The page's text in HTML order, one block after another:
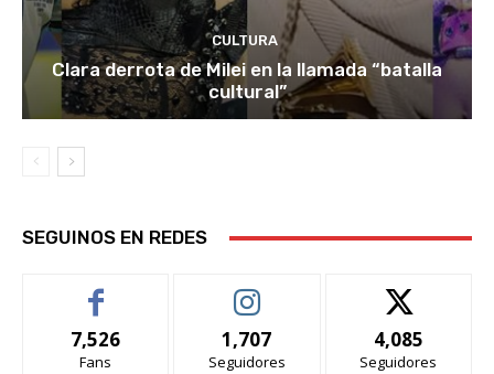
CULTURA
Clara derrota de Milei en la llamada “batalla
cultural”
SEGUINOS EN REDES
7,526
Fans
1,707
Seguidores
4,085
Seguidores